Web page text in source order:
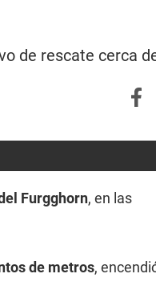
de rescate cerca
Furgghorn, en las
de metros,